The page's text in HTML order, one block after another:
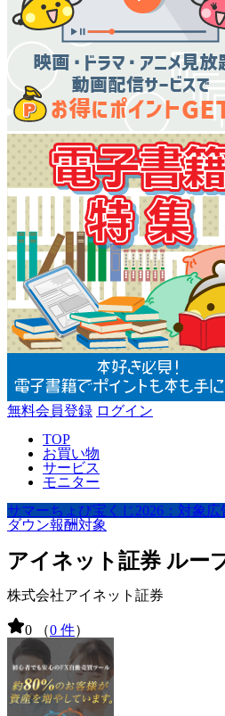
無料会員登録 ログイン
TOP
お買い物
サービス
モニター
サマーちょび宝くじ2026：対象広
ダウン報酬対象
アイネット証券 ルー
株式会社アイネット証券
0 （0 件）